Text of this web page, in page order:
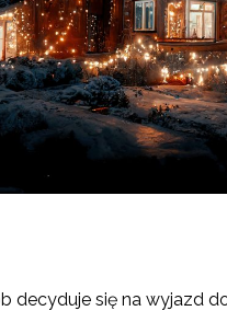
decyduje się na wyjazd